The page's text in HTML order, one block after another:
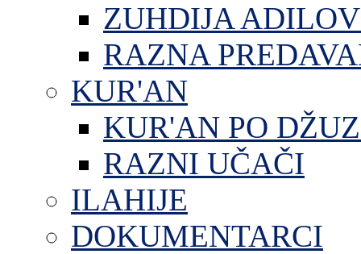
ZUHDIJA
RAZNA
KUR'AN
KUR'AN PO
RAZNI UČAČI
ILAHIJE
DOKUMENTARCI